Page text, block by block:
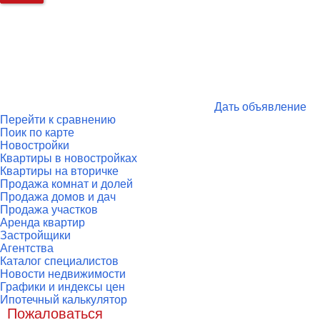
Дать объявление
Перейти к сравнению
Поик по карте
Новостройки
Квартиры в новостройках
Квартиры на вторичке
Продажа комнат и долей
Продажа домов и дач
Продажа участков
Аренда квартир
Застройщики
Агентства
Каталог специалистов
Новости недвижимости
Графики и индексы цен
Ипотечный калькулятор
Пожаловаться